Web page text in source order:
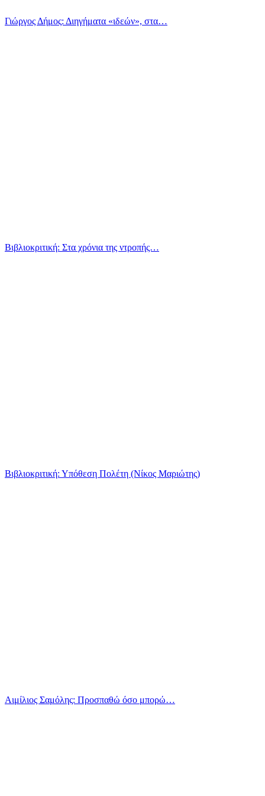
Γιώργος Δήμος: Διηγήματα «ιδεών», στα…
Βιβλιοκριτική: Στα χρόνια της ντροπής…
Βιβλιοκριτική: Υπόθεση Πολέτη (Νίκος Μαριώτης)
Αιμίλιος Σαμόλης: Προσπαθώ όσο μπορώ…